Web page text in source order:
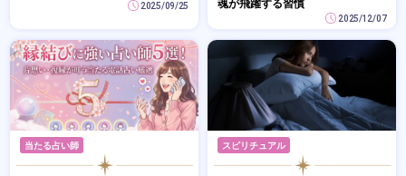
2025/09/25
2025/12/07
当たる占い師 スピリチュアル